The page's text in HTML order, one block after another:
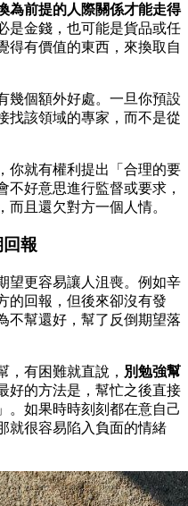
為前提的人際關係才能走得
是金錢，也可能是貨品或任
得有價值的東西，來換取自
幾個額外好處。一旦你預設
找該領域的專家，而不是從
你就有權利提出「合理的要
好意思進行監督或要求，
且還欠對方一個人情。
報
望更容易讓人沮喪。例如辛
的回報，但後來卻沒有發
不幫還好，幫了反倒期望落
，有困難就直說， 別勉強幫
好的方法是，幫忙之後直接
。如果時時刻刻都在意自己
就很容易陷入負面的情緒